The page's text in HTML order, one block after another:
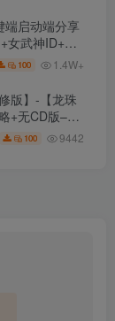
端启动端分享
女武神ID+详
100 1.4W+
版】-【龙珠
+无CD版–精
100 9442